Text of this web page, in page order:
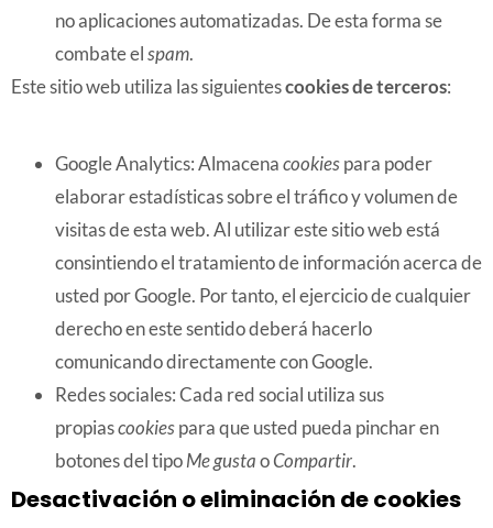
no aplicaciones automatizadas. De esta forma se
combate elspam.
Este sitio web utiliza las siguientescookies de terceros:
Google Analytics: Almacenacookiespara poder
elaborar estadísticas sobre el tráfico y volumen de
visitas de esta web. Al utilizar este sitio web está
consintiendo el tratamiento de información acerca de
usted por Google. Por tanto, el ejercicio de cualquier
derecho en este sentido deberá hacerlo
comunicando directamente con Google.
Redes sociales: Cada red social utiliza sus
propiascookiespara que usted pueda pinchar en
botones del tipoMe gustaoCompartir.
Desactivación o eliminación de cookies